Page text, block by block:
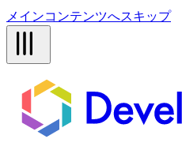
メインコンテンツへスキップ